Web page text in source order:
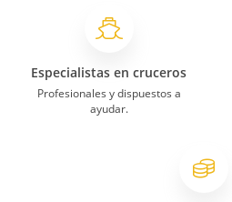
Especialistas en cruceros
Profesionales y dispuestos a
ayudar.